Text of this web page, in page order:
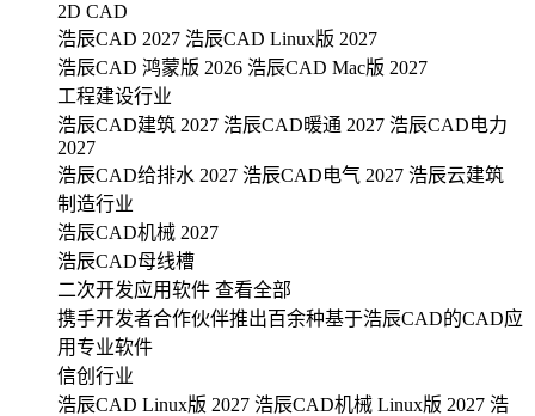
2D CAD
浩辰CAD 2027 浩辰CAD Linux版 2027
浩辰CAD 鸿蒙版 2026 浩辰CAD Mac版 2027
工程建设行业
浩辰CAD建筑 2027 浩辰CAD暖通 2027 浩辰CAD电力
2027
浩辰CAD给排水 2027 浩辰CAD电气 2027 浩辰云建筑
制造行业
浩辰CAD机械 2027
浩辰CAD母线槽
二次开发应用软件 查看全部
携手开发者合作伙伴推出百余种基于浩辰CAD的CAD应
用专业软件
信创行业
浩辰CAD Linux版 2027 浩辰CAD机械 Linux版 2027 浩